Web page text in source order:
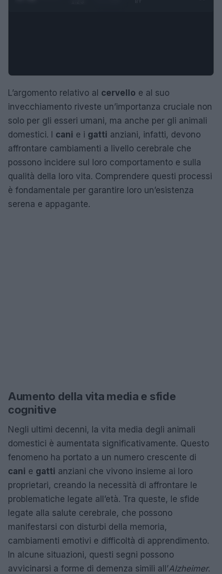
L’argomento relativo al cervello e al suo
invecchiamento riveste un’importanza cruciale non
solo per gli esseri umani, ma anche per gli animali
domestici. I cani e i gatti anziani, infatti, devono
affrontare cambiamenti a livello cerebrale che
possono incidere sul loro comportamento e sulla
qualità della loro vita. Comprendere questi processi
è fondamentale per garantire loro un’esistenza
serena e appagante.
Aumento della vita media e sfide
cognitive
Negli ultimi decenni, la vita media degli animali
domestici è aumentata significativamente. Questo
fenomeno ha portato a un numero crescente di
cani e gatti anziani che vivono insieme ai loro
proprietari, creando la necessità di affrontare le
problematiche legate all’età. Tra queste, le sfide
legate alla salute cerebrale, che possono
manifestarsi con disturbi della memoria,
cambiamenti emotivi e difficoltà di apprendimento.
In alcune situazioni, questi segni possono
avvicinarsi a forme di demenza simili all’Alzheimer.